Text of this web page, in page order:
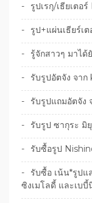
รูปเรกุ/เธียเตอ
รูป+แผ่นเธียร์เ
รู้จักสาวๆ มาได้
รับรูปอัตจัง จา
รับรูปแถมอัตจัง
รับรูป ซากุระ มิ
รับซื้อรูป
รับซื้อ เน้น*รูป
ซิงเมโลดี้ และเบ